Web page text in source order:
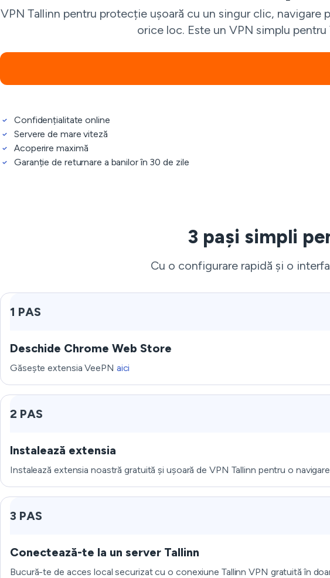
VPN Tallinn pentru protecție ușoară cu un singur clic,
orice loc. Este un VPN simplu
Confidențialitate online
Servere de mare viteză
Acoperire maximă
Garanție de returnare a banilor în 30 de zile
3 pași simpli
Cu o configurare rapidă și o
1 PAS
Deschide Chrome Web Store
Găsește extensia VeePN aici
2 PAS
Instalează extensia
Instalează extensia noastră gratuită și ușoară de VPN Tallinn pentru o
3 PAS
Conectează-te la un server Tallinn
Bucură-te de acces local securizat cu o conexiune Tallinn VPN gratuită în